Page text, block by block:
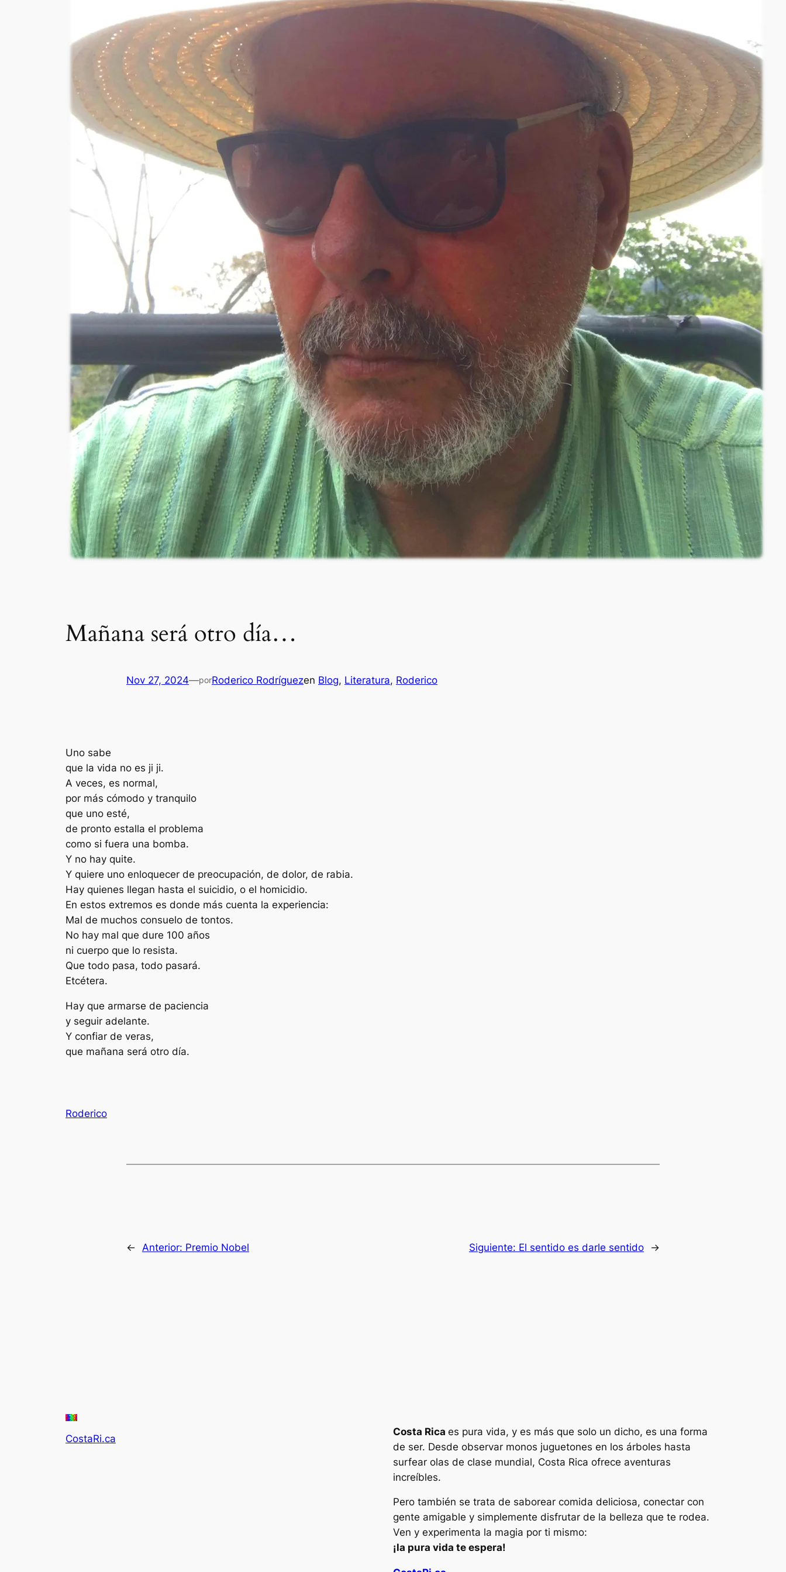
Mañana será otro día…
Nov 27, 2024—porRoderico Rodríguezen Blog, Literatura, Roderico
Uno sabe
que la vida no es ji ji.
A veces, es normal,
por más cómodo y tranquilo
que uno esté,
de pronto estalla el problema
como si fuera una bomba.
Y no hay quite.
Y quiere uno enloquecer de preocupación, de dolor, de rabia.
Hay quienes llegan hasta el suicidio, o el homicidio.
En estos extremos es donde más cuenta la experiencia:
Mal de muchos consuelo de tontos.
No hay mal que dure 100 años
ni cuerpo que lo resista.
Que todo pasa, todo pasará.
Etcétera.
Hay que armarse de paciencia
y seguir adelante.
Y confiar de veras,
que mañana será otro día.
Roderico
← Anterior: Premio Nobel Siguiente: El sentido es darle sentido →
CostaRi.ca
Costa Rica es pura vida, y es más que solo un dicho, es una forma
de ser. Desde observar monos juguetones en los árboles hasta
surfear olas de clase mundial, Costa Rica ofrece aventuras
increíbles.
Pero también se trata de saborear comida deliciosa, conectar con
gente amigable y simplemente disfrutar de la belleza que te rodea.
Ven y experimenta la magia por ti mismo:
¡la pura vida te espera!